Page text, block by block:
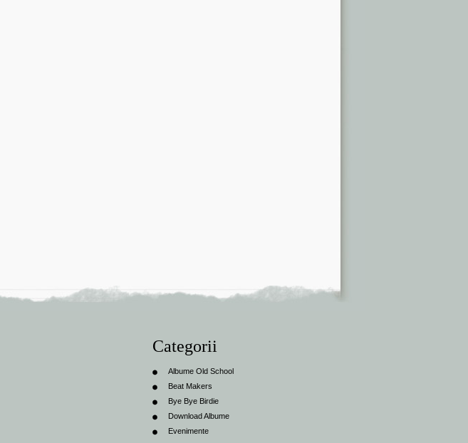
Categorii
Albume Old School
Beat Makers
Bye Bye Birdie
Download Albume
Evenimente